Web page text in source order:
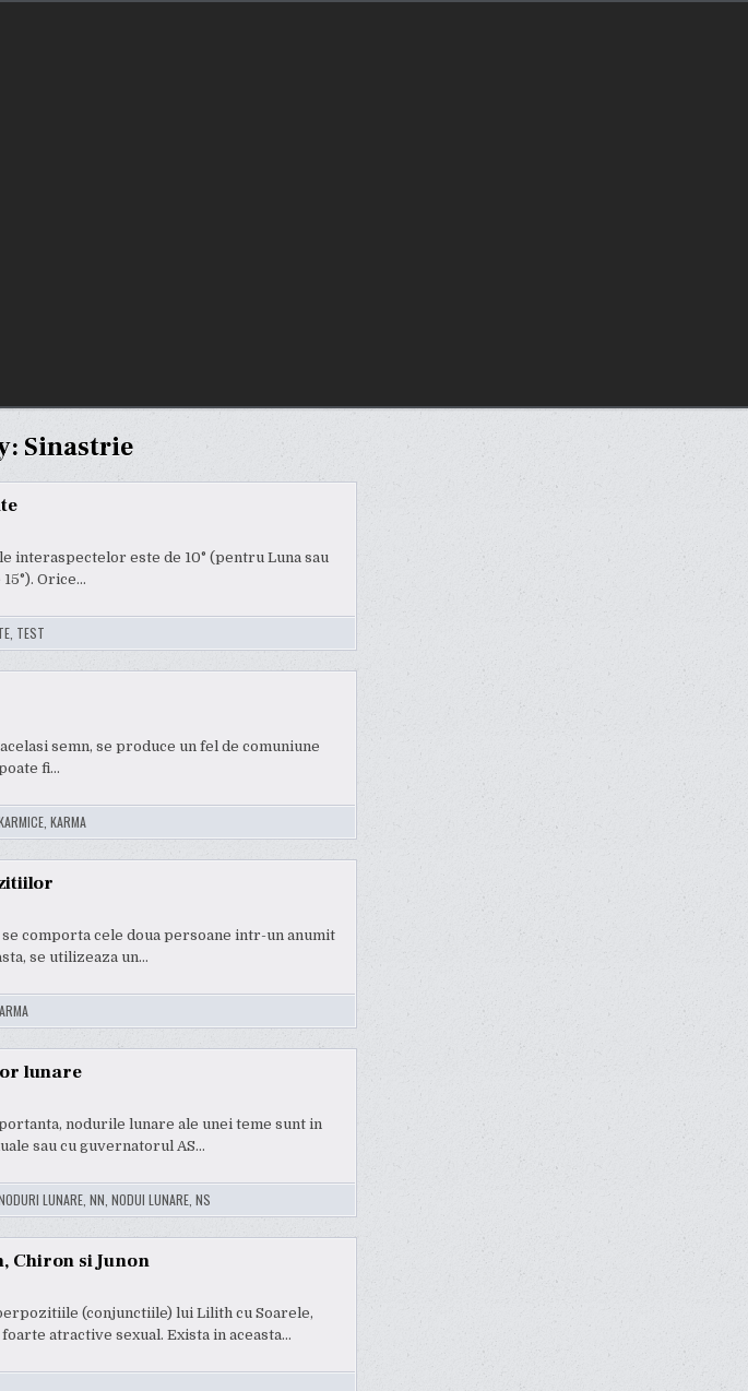
Sinastrie
interaspectelor este de 10° (pentru Luna sau
Orice…
, TEST
semn, se produce un fel de comuniune
fi…
, KARMA
comporta cele doua persoane intr-un anumit
se utilizeaza un…
lunare
nodurile lunare ale unei teme sunt in
sau cu guvernatorul AS…
LUNARE, NN NODUI LUNARE, NS
Chiron si Junon
(conjunctiile) lui Lilith cu Soarele,
atractive sexual. Exista in aceasta…